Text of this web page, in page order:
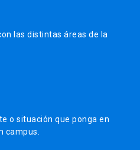
las distintas áreas de la
o situación que ponga en
campus.